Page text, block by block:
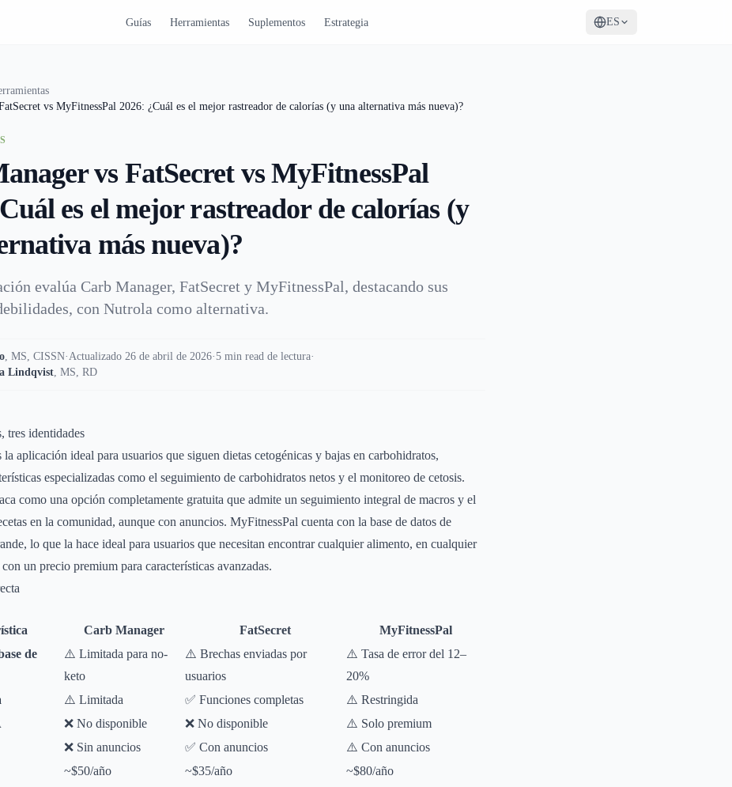
Guías Herramientas Suplementos Estrategia ES
vs MyFitnessPal 2026: ¿Cuál es el mejor rastreador de calorías (y una alternativa más nueva)?
vs FatSecret vs MyFitnessPal
es el mejor rastreador de calorías (y
más nueva)?
evalúa Carb Manager, FatSecret y MyFitnessPal, destacando sus
con Nutrola como alternativa.
, MS, CISSN·Actualizado 26 de abril de 2026·5 min read de lectura·
Lindqvist, MS, RD
tres identidades
la aplicación ideal para usuarios que siguen dietas cetogénicas y bajas en carbohidratos,
especializadas como el seguimiento de carbohidratos netos y el monitoreo de cetosis.
como una opción completamente gratuita que admite un seguimiento integral de macros y el
en la comunidad, aunque con anuncios. MyFitnessPal cuenta con la base de datos de
lo que la hace ideal para usuarios que necesitan encontrar cualquier alimento, en cualquier
un precio premium para características avanzadas.
Carb Manager FatSecret
MyFitnessPal
de
⚠️ Limitada para no-
keto
⚠️ Brechas enviadas por
usuarios
⚠️ Tasa de error del 12–
20%
⚠️ Limitada ✅ Funciones completas
⚠️ Restringida
❌ No disponible ❌ No disponible
⚠️ Solo premium
❌ Sin anuncios ✅ Con anuncios
⚠️ Con anuncios
~$50/año ~$35/año
~$80/año